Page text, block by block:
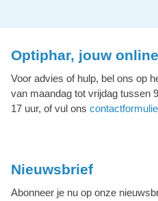
Optiphar, jouw
Voor advies of hulp, bel ons op
van maandag tot vrijdag tussen
17 uur, of vul ons
Nieuwsbrief
Abonneer je nu op onze